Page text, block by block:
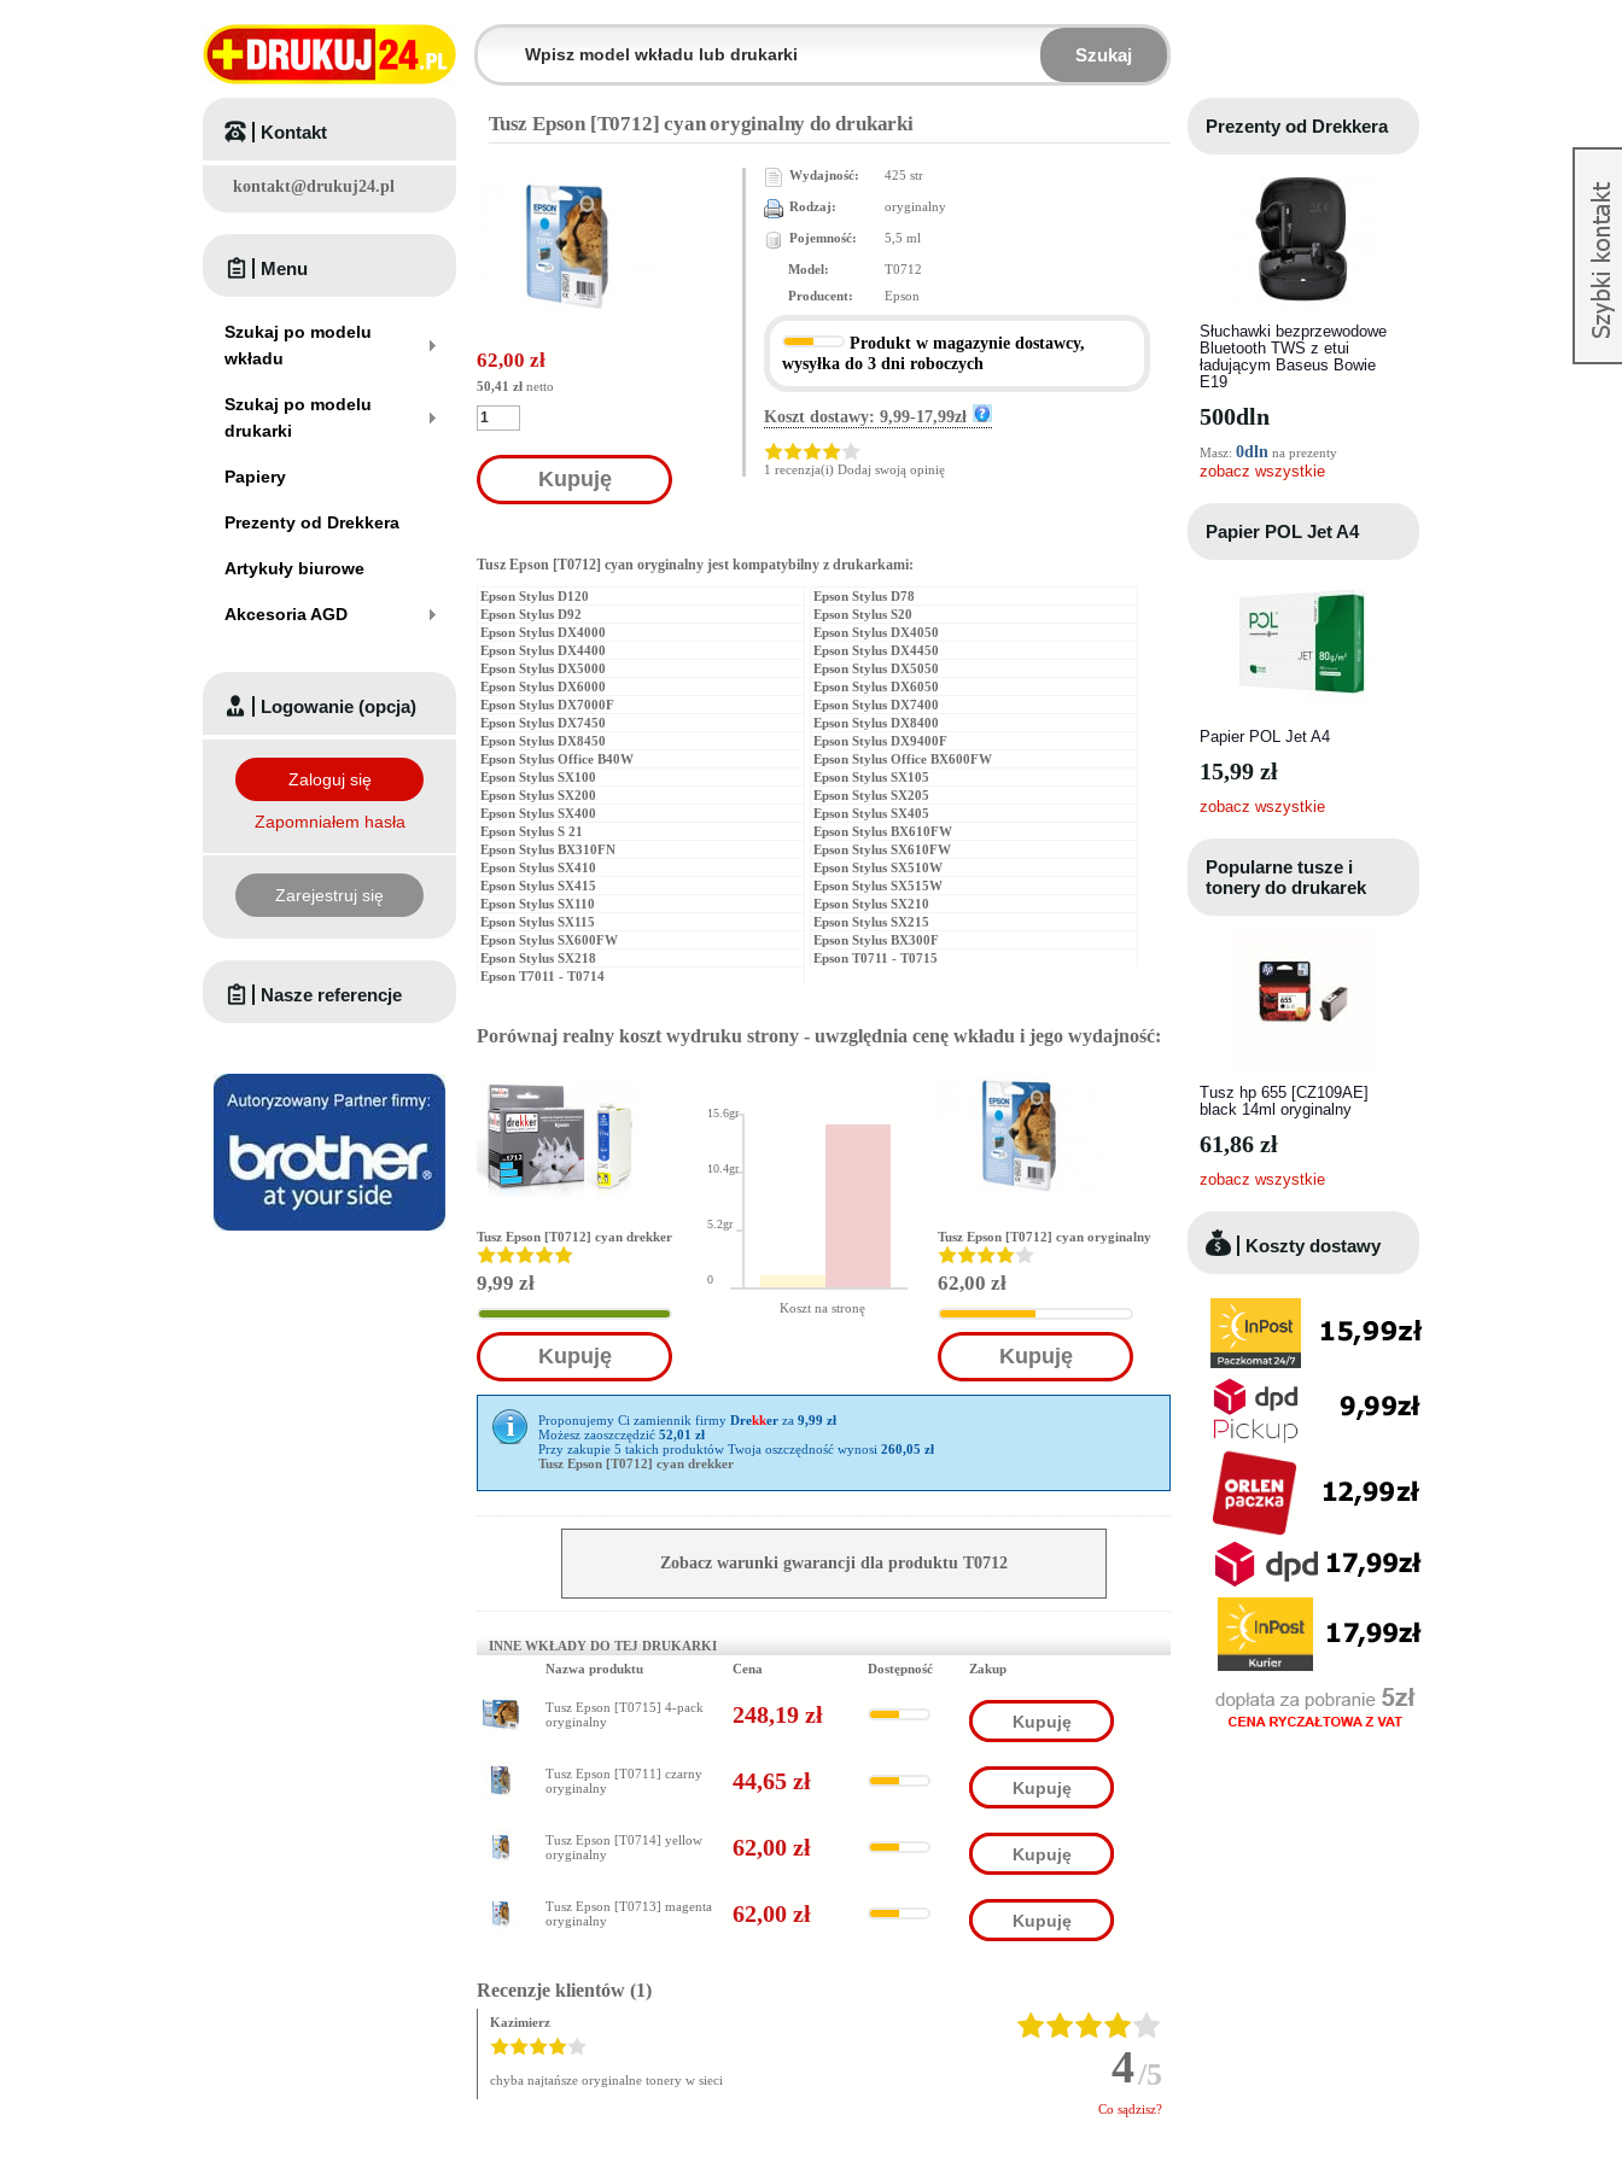
Szukaj
Tusz Epson [T0712] cyan oryginalny do drukarki
62,00 zł
50,41 zł netto
Kupuję
Wydajność: 425 str
Rodzaj: oryginalny
Pojemność: 5,5 ml
Model:
T0712
Producent:
Epson
Produkt w magazynie dostawcy,
wysyłka do 3 dni roboczych
Koszt dostawy: 9,99-17,99zł
1 recenzja(i) Dodaj swoją opinię
Tusz Epson [T0712] cyan oryginalny jest kompatybilny z drukarkami:
Epson Stylus D120
Epson Stylus D78
Epson Stylus D92
Epson Stylus S20
Epson Stylus DX4000
Epson Stylus DX4050
Epson Stylus DX4400
Epson Stylus DX4450
Epson Stylus DX5000
Epson Stylus DX5050
Epson Stylus DX6000
Epson Stylus DX6050
Epson Stylus DX7000F
Epson Stylus DX7400
Epson Stylus DX7450
Epson Stylus DX8400
Epson Stylus DX8450
Epson Stylus DX9400F
Epson Stylus Office B40W
Epson Stylus Office BX600FW
Epson Stylus SX100
Epson Stylus SX105
Epson Stylus SX200
Epson Stylus SX205
Epson Stylus SX400
Epson Stylus SX405
Epson Stylus S 21
Epson Stylus BX610FW
Epson Stylus BX310FN
Epson Stylus SX610FW
Epson Stylus SX410
Epson Stylus SX510W
Epson Stylus SX415
Epson Stylus SX515W
Epson Stylus SX110
Epson Stylus SX210
Epson Stylus SX115
Epson Stylus SX215
Epson Stylus SX600FW
Epson Stylus BX300F
Epson Stylus SX218
Epson T0711 - T0715
Epson T7011 - T0714
Porównaj realny koszt wydruku strony - uwzględnia cenę wkładu i jego wydajność:
Tusz Epson [T0712] cyan drekker
9,99 zł
Kupuję
15.6gr
10.4gr
5.2gr
0
Koszt na stronę
Tusz Epson [T0712] cyan oryginalny
62,00 zł
Kupuję
Proponujemy Ci zamiennik firmy Drekker za 9,99 zł
Możesz zaoszczędzić 52,01 zł
Przy zakupie 5 takich produktów Twoja oszczędność wynosi 260,05 zł
Tusz Epson [T0712] cyan drekker
Zobacz warunki gwarancji dla produktu T0712
INNE WKŁADY DO TEJ DRUKARKI
Nazwa produktu
Cena Dostępność Zakup
Tusz Epson [T0715] 4-pack
oryginalny
248,19 zł Kupuję
Tusz Epson [T0711] czarny
oryginalny
44,65 zł Kupuję
Tusz Epson [T0714] yellow
oryginalny
62,00 zł Kupuję
Tusz Epson [T0713] magenta
oryginalny
62,00 zł Kupuję
Recenzje klientów (1)
Kazimierz
chyba najtańsze oryginalne tonery w sieci 4/5
Co sądzisz?
Kontakt
kontakt@drukuj24.pl
Menu
Szukaj po modelu
wkładu
Szukaj po modelu
drukarki
Papiery
Prezenty od Drekkera
Artykuły biurowe
Akcesoria AGD
Logowanie (opcja)
Zaloguj się
Zapomniałem hasła
Zarejestruj się
Nasze referencje
Prezenty od Drekkera
Słuchawki bezprzewodowe
Bluetooth TWS z etui
ładującym Baseus Bowie
E19
500dln
Masz: 0dln na prezenty
zobacz wszystkie
Papier POL Jet A4
Papier POL Jet A4
15,99 zł
zobacz wszystkie
Popularne tusze i
tonery do drukarek
Tusz hp 655 [CZ109AE]
black 14ml oryginalny
61,86 zł
zobacz wszystkie
Koszty dostawy